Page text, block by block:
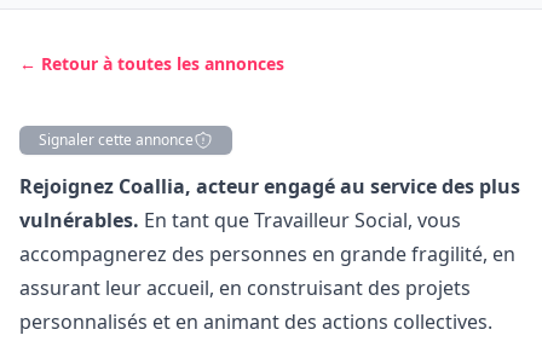
← Retour à toutes les annonces
Signaler cette annonce
Description
Rejoignez Coallia, acteur engagé au service des plus
vulnérables. En tant que Travailleur Social, vous
accompagnerez des personnes en grande fragilité, en
assurant leur accueil, en construisant des projets
personnalisés et en animant des actions collectives.